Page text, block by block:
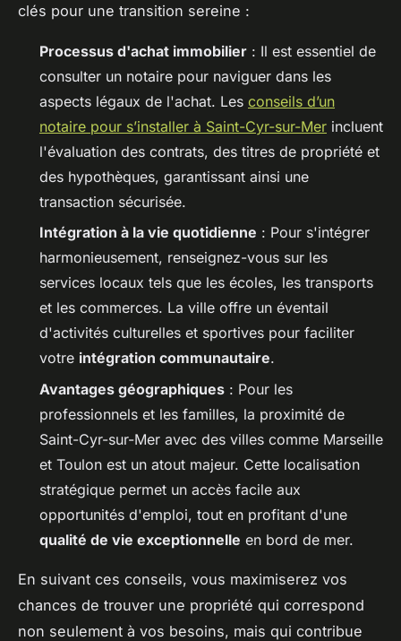
clés pour une transition sereine :
Processus d'achat immobilier : Il est essentiel de
consulter un notaire pour naviguer dans les
aspects légaux de l'achat. Les conseils d’un
notaire pour s’installer à Saint-Cyr-sur-Mer incluent
l'évaluation des contrats, des titres de propriété et
des hypothèques, garantissant ainsi une
transaction sécurisée.
Intégration à la vie quotidienne : Pour s'intégrer
harmonieusement, renseignez-vous sur les
services locaux tels que les écoles, les transports
et les commerces. La ville offre un éventail
d'activités culturelles et sportives pour faciliter
votre intégration communautaire.
Avantages géographiques : Pour les
professionnels et les familles, la proximité de
Saint-Cyr-sur-Mer avec des villes comme Marseille
et Toulon est un atout majeur. Cette localisation
stratégique permet un accès facile aux
opportunités d'emploi, tout en profitant d'une
qualité de vie exceptionnelle en bord de mer.
En suivant ces conseils, vous maximiserez vos
chances de trouver une propriété qui correspond
non seulement à vos besoins, mais qui contribue